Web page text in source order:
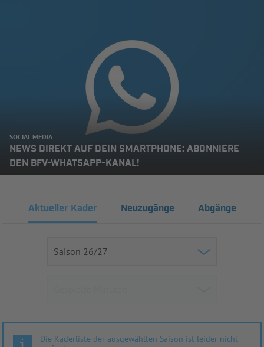
SOCIAL MEDIA
NEWS DIREKT AUF DEIN SMARTPHONE: ABONNIERE
DEN BFV-WHATSAPP-KANAL!
Aktueller Kader Neuzugänge Abgänge
Die Kaderliste der ausgewählten Saison ist leider nicht